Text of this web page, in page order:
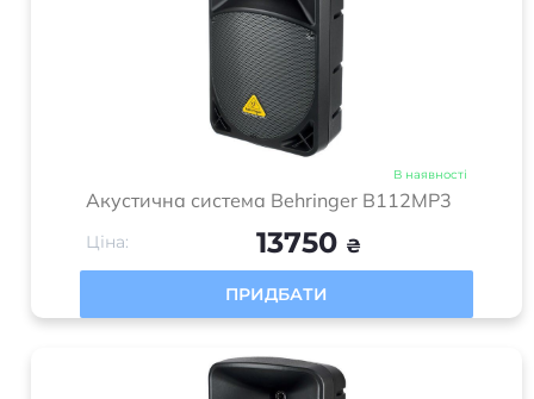
В наявності
Акустична система Behringer B112MP3
Ціна: 13750 ₴
ПРИДБАТИ